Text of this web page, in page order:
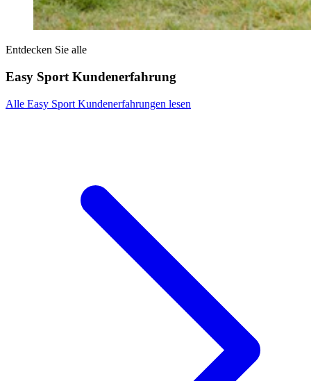
Entdecken Sie alle
Easy Sport Kundenerfahrung
Alle Easy Sport Kundenerfahrungen lesen